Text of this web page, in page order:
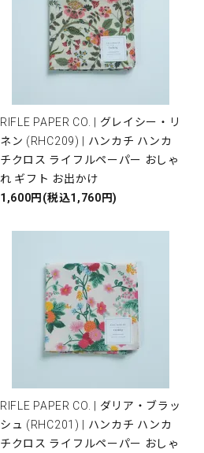
RIFLE PAPER CO. | グレイシー・リ
ネン (RHC209) | ハンカチ ハンカ
チクロス ライフルペーパー おしゃ
れ ギフト お出かけ
1,600円(税込1,760円)
RIFLE PAPER CO. | ダリア・ブラッ
シュ (RHC201) | ハンカチ ハンカ
チクロス ライフルペーパー おしゃ